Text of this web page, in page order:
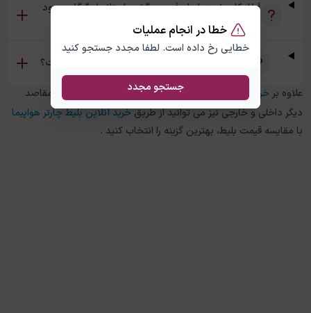
خطا در انجام عملیات
خطایی رخ داده است. لطفا مجدد جستجو کنید
جستجو مجدد
آیا امکان خرید بلیط رفت و برگشت استانبول گرگان وجود
دارد؟
تفاوت بلیط چارتر و سیستمی استانبول گرگان چیست؟
علاوه بر خرید بلیط هواپیما استانبولبهگرگان
، در چارتر 118 برای مقاصد
دیگر داخلی و خارجی نیز می توانید از طریقخرید آنلاین بلیط چارتر هواپیما
با مقایسه قیمت بلیط، بهترین گزینه را انتخاب کنید .